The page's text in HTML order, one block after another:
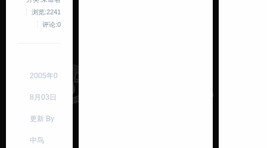
浏览:2241
评论:0
2005年0
8月03日
更新 By
中鸟